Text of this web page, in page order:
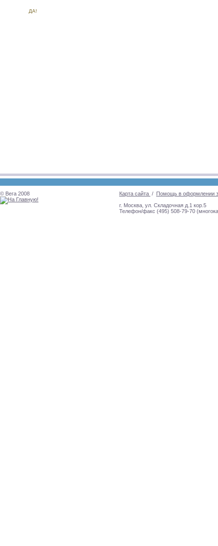
© Вега 2008 Карта сайта / Помощь в оформлении
г. Москва, ул. Складочная д.1 кор.5
Телефон/факс (495) 508-79-70